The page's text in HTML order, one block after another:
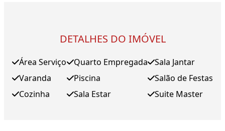
DETALHES DO IMÓVEL
Área Serviço
Varanda
Cozinha
Quarto Empregada
Piscina
Sala Estar
Sala Jantar
Salão de Festas
Suite Master